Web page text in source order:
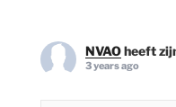
NVAOheeft
3 years ago